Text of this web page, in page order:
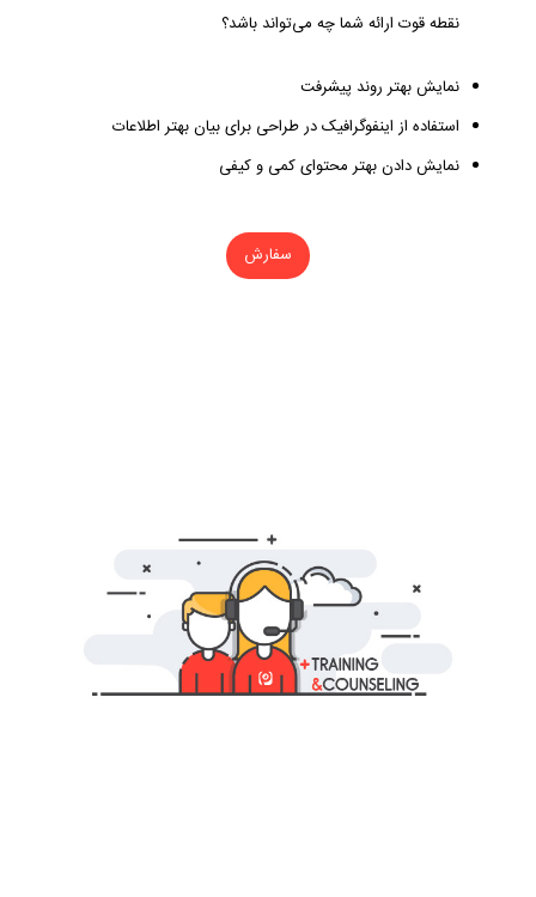
نقطه قوت ارائه شما چه می‌تواند باشد؟
نمایش بهتر روند پیشرفت
استفاده از اینفوگرافیک در طراحی برای بیان بهتر اطلاعات
نمایش دادن بهتر محتوای کمی و کیفی
سفارش